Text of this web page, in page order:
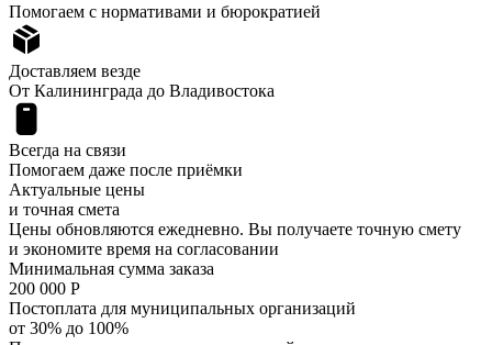
Помогаем с нормативами и бюрократией
Доставляем везде
От Калининграда до Владивостока
Всегда на связи
Помогаем даже после приёмки
Актуальные цены
и точная смета
Цены обновляются ежедневно. Вы получаете точную смету
и экономите время на согласовании
Минимальная сумма заказа
200 000 Р
Постоплата для муниципальных организаций
от 30% до 100%